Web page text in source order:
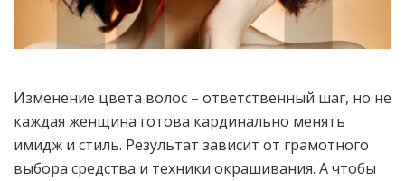
Изменение цвета волос – ответственный шаг, но не
каждая женщина готова кардинально менять
имидж и стиль. Результат зависит от грамотного
выбора средства и техники окрашивания. А чтобы